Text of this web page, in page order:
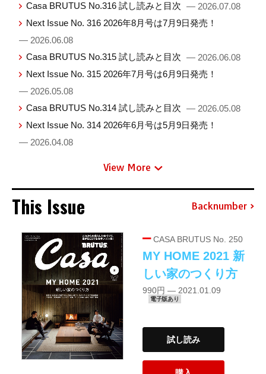
Casa BRUTUS No.316 試し読みと目次 — 2026.07.08
Next Issue No. 316 2026年8月号は7月9日発売！
— 2026.06.08
Casa BRUTUS No.315 試し読みと目次 — 2026.06.08
Next Issue No. 315 2026年7月号は6月9日発売！
— 2026.05.08
Casa BRUTUS No.314 試し読みと目次 — 2026.05.08
Next Issue No. 314 2026年6月号は5月9日発売！
— 2026.04.08
View More
This Issue Backnumber
CASA BRUTUS No. 250
MY HOME 2021 新
しい家のつくり方
990円 — 2021.01.09
電子版あり
試し読み